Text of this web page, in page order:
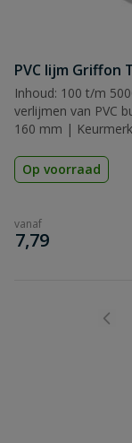
PVC lijm Griffon
Inhoud: 100 t/m
verlijmen van PVC
160 mm |
Op voorraad
vanaf
€
7,79